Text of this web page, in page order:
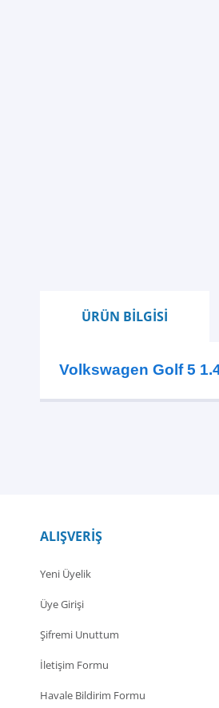
ÜRÜN BİLGİSİ
Volkswagen Golf 5
ALIŞVERİŞ
Yeni Üyelik
Üye Girişi
Şifremi Unuttum
İletişim Formu
Havale Bildirim Formu